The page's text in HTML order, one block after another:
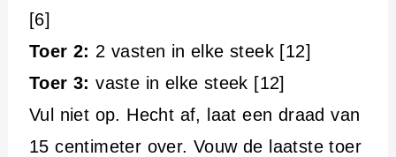
[6]
Toer 2: 2 vasten in elke steek [12]
Toer 3:vaste in elke steek [12]
Vul niet op. Hecht af, laat een draad van
15 centimeter over. Vouw de laatste toer